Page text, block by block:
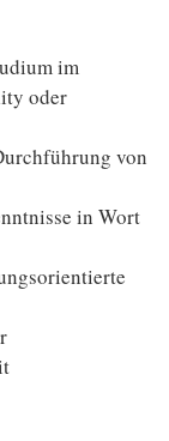
im
oder
von
in Wort